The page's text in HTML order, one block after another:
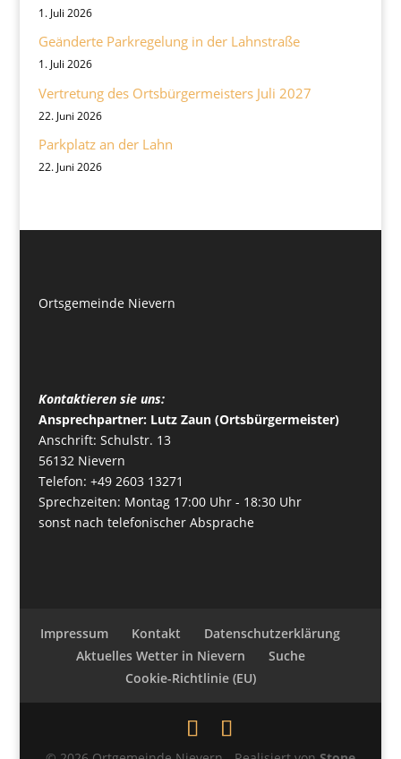
1. Juli 2026
Geänderte Parkregelung in der Lahnstraße
1. Juli 2026
Vertretung des Ortsbürgermeisters Juli 2027
22. Juni 2026
Parkplatz an der Lahn
22. Juni 2026
Ortsgemeinde Nievern
Kontaktieren sie uns:
Ansprechpartner: Lutz Zaun (Ortsbürgermeister)
Anschrift: Schulstr. 13
56132 Nievern
Telefon: +49 2603 13271
Sprechzeiten: Montag 17:00 Uhr - 18:30 Uhr
sonst nach telefonischer Absprache
Impressum Kontakt
Datenschutzerklärung
Aktuelles Wetter in Nievern
Suche
Cookie-Richtlinie (EU)